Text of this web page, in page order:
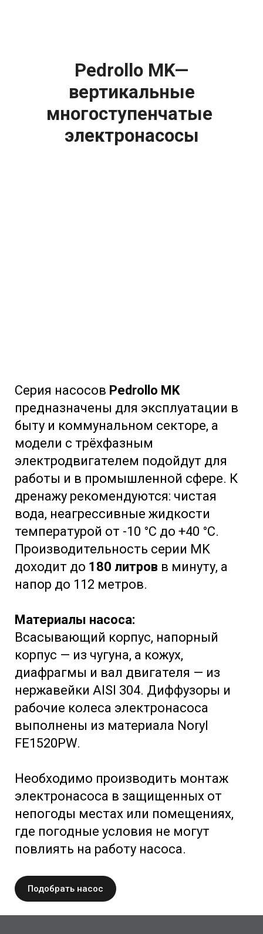
Pedrollo MK—
вертикальные
многоступенчатые
электронасосы
Серия насосов Pedrollo MK
предназначены для эксплуатации в
быту и коммунальном секторе, а
модели с трёхфазным
электродвигателем подойдут для
работы и в промышленной сфере. К
дренажу рекомендуются: чистая
вода, неагрессивные жидкости
температурой от -10 °C до +40 °C.
Производительность серии MK
доходит до 180 литров в минуту, а
напор до 112 метров.
Материалы насоса:
Всасывающий корпус, напорный
корпус — из чугуна, а кожух,
диафрагмы и вал двигателя — из
нержавейки AISI 304. Диффузоры и
рабочие колеса электронасоса
выполнены из материала Noryl
FE1520PW.
Необходимо производить монтаж
электронасоса в защищенных от
непогоды местах или помещениях,
где погодные условия не могут
повлиять на работу насоса.
Подобрать насос